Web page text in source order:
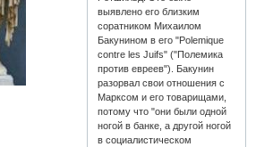
выявлено его близким
соратником Михаилом
Бакунином в его "Polemique
contre les Juifs" ("Полемика
против евреев"). Бакунин
разорвал свои отношения с
Марксом и его товарищами,
потому что "они были одной
ногой в банке, а другой ногой
в социалистическом